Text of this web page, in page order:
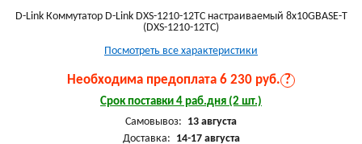
D-Link Коммутатор D-Link DXS-1210-12TC настраиваемый 8x10GBASE-T
(DXS-1210-12TC)
Посмотреть все характеристики
Необходима предоплата 6 230 руб. ?
Срок поставки 4 раб.дня (2 шт.)
Самовывоз: 13 августа
Доставка: 14-17 августа